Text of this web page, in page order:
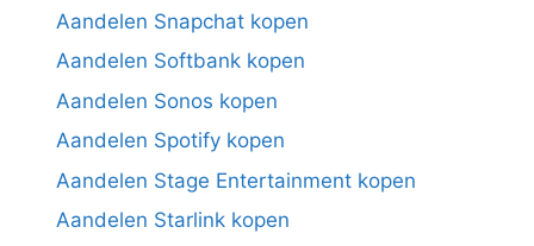
Aandelen Snapchat kopen
Aandelen Softbank kopen
Aandelen Sonos kopen
Aandelen Spotify kopen
Aandelen Stage Entertainment kopen
Aandelen Starlink kopen